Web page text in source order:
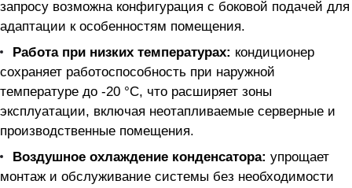
запросу возможна конфигурация с боковой подачей для
адаптации к особенностям помещения.
Работа при низких температурах: кондиционер
сохраняет работоспособность при наружной
температуре до -20 °C, что расширяет зоны
эксплуатации, включая неотапливаемые серверные и
производственные помещения.
Воздушное охлаждение конденсатора: упрощает
монтаж и обслуживание системы без необходимости